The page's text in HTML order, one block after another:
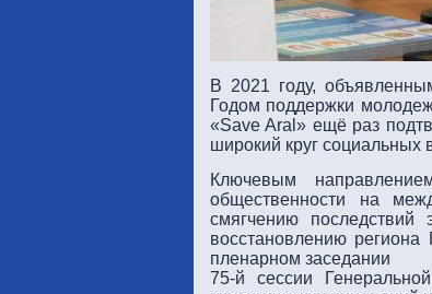
В 2021 году,
Годом поддержки
«Save Aral» ещё раз
широкий круг социальных
Ключевым
общественности на
смягчению
восстановлению
пленарном заседании
75-й сессии